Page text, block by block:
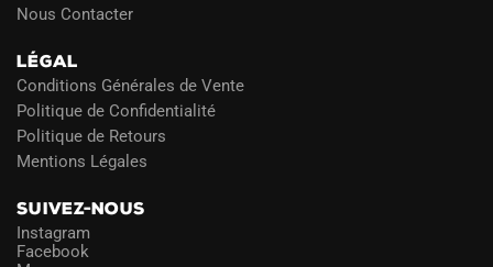
Nous Contacter
LÉGAL
Conditions Générales de Vente
Politique de Confidentialité
Politique de Retours
Mentions Légales
SUIVEZ-NOUS
Instagram
Facebook